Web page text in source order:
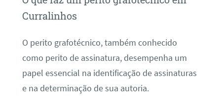
Curralinhos
O perito grafotécnico, também conhecido
como perito de assinatura, desempenha um
papel essencial na identificação de assinaturas
e na determinação de sua autoria.